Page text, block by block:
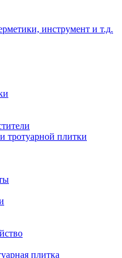
инструмент и т.д.
тротуарной плитки
плитка